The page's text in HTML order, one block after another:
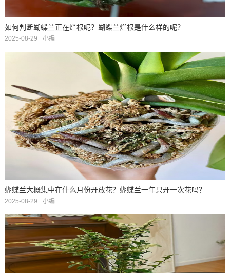
如何判断蝴蝶兰正在烂根呢？蝴蝶兰烂根是什么样的呢？
2025-08-29 小编
蝴蝶兰大概集中在什么月份开放花？蝴蝶兰一年只开一次花吗？
2025-08-29 小编